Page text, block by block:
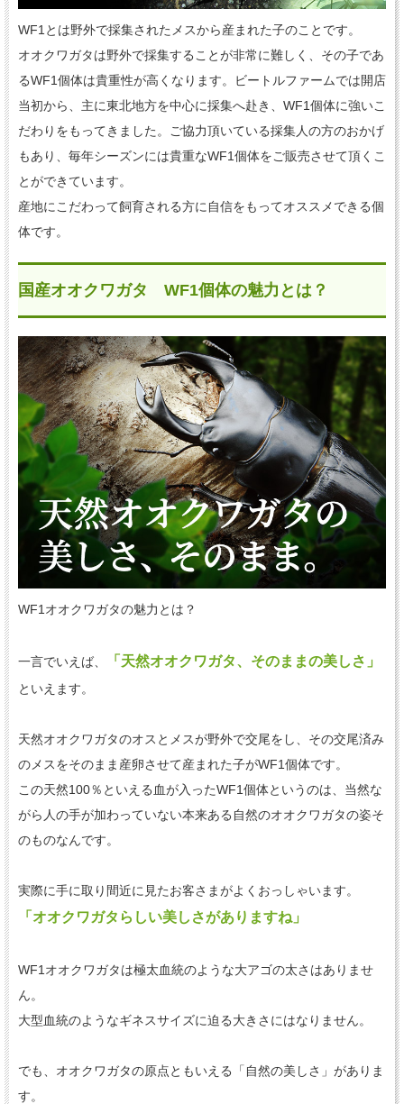
WF1とは野外で採集されたメスから産まれた子のことです。
オオクワガタは野外で採集することが非常に難しく、その子であ
るWF1個体は貴重性が高くなります。ビートルファームでは開店
当初から、主に東北地方を中心に採集へ赴き、WF1個体に強いこ
だわりをもってきました。ご協力頂いている採集人の方のおかげ
もあり、毎年シーズンには貴重なWF1個体をご販売させて頂くこ
とができています。
産地にこだわって飼育される方に自信をもってオススメできる個
体です。
国産オオクワガタ WF1個体の魅力とは？
WF1オオクワガタの魅力とは？
一言でいえば、 「天然オオクワガタ、そのままの美しさ」
といえます。
天然オオクワガタのオスとメスが野外で交尾をし、その交尾済み
のメスをそのまま産卵させて産まれた子がWF1個体です。
この天然100％といえる血が入ったWF1個体というのは、当然な
がら人の手が加わっていない本来ある自然のオオクワガタの姿そ
のものなんです。
実際に手に取り間近に見たお客さまがよくおっしゃいます。
「オオクワガタらしい美しさがありますね」
WF1オオクワガタは極太血統のような大アゴの太さはありませ
ん。
大型血統のようなギネスサイズに迫る大きさにはなりません。
でも、オオクワガタの原点ともいえる「自然の美しさ」がありま
す。